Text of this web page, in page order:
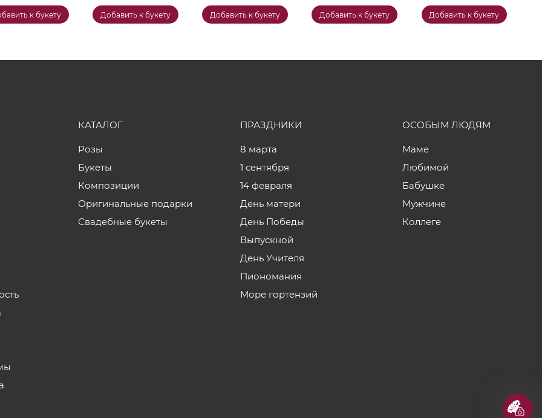
к букету Добавить к букету Добавить к букету Добавить к букету Добавить к букету
КАТАЛОГ
Розы
Букеты
Композиции
Оригинальные подарки
Свадебные букеты
ПРАЗДНИКИ
8 марта
1 сентября
14 февраля
День матери
День Победы
Выпускной
День Учителя
Пиономания
Море гортензий
ОСОБЫМ ЛЮДЯМ
Маме
Любимой
Бабушке
Мужчине
Коллеге